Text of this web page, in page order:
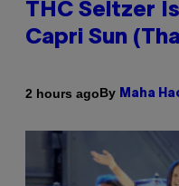
THC Seltzer
Capri Sun
2 hours agoBy Maha